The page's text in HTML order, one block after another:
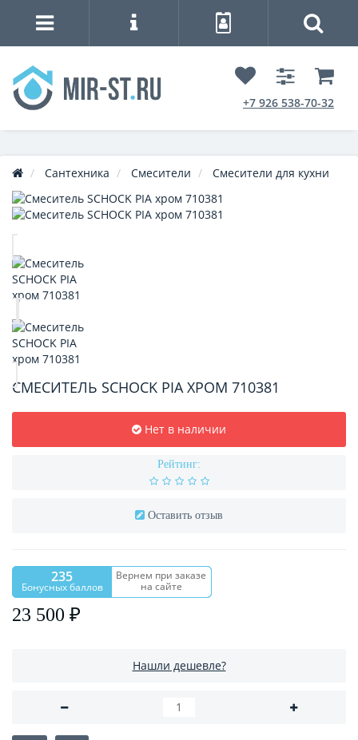
+7 926 538-70-32
Сантехника Смесители Смесители для кухни
СМЕСИТЕЛЬ SCHOCK PIA ХРОМ 710381
Нет в наличии
Рейтинг:
Оставить отзыв
235
Бонусных баллов
Вернем при заказе
на сайте
23 500 ₽
Нашли дешевле?